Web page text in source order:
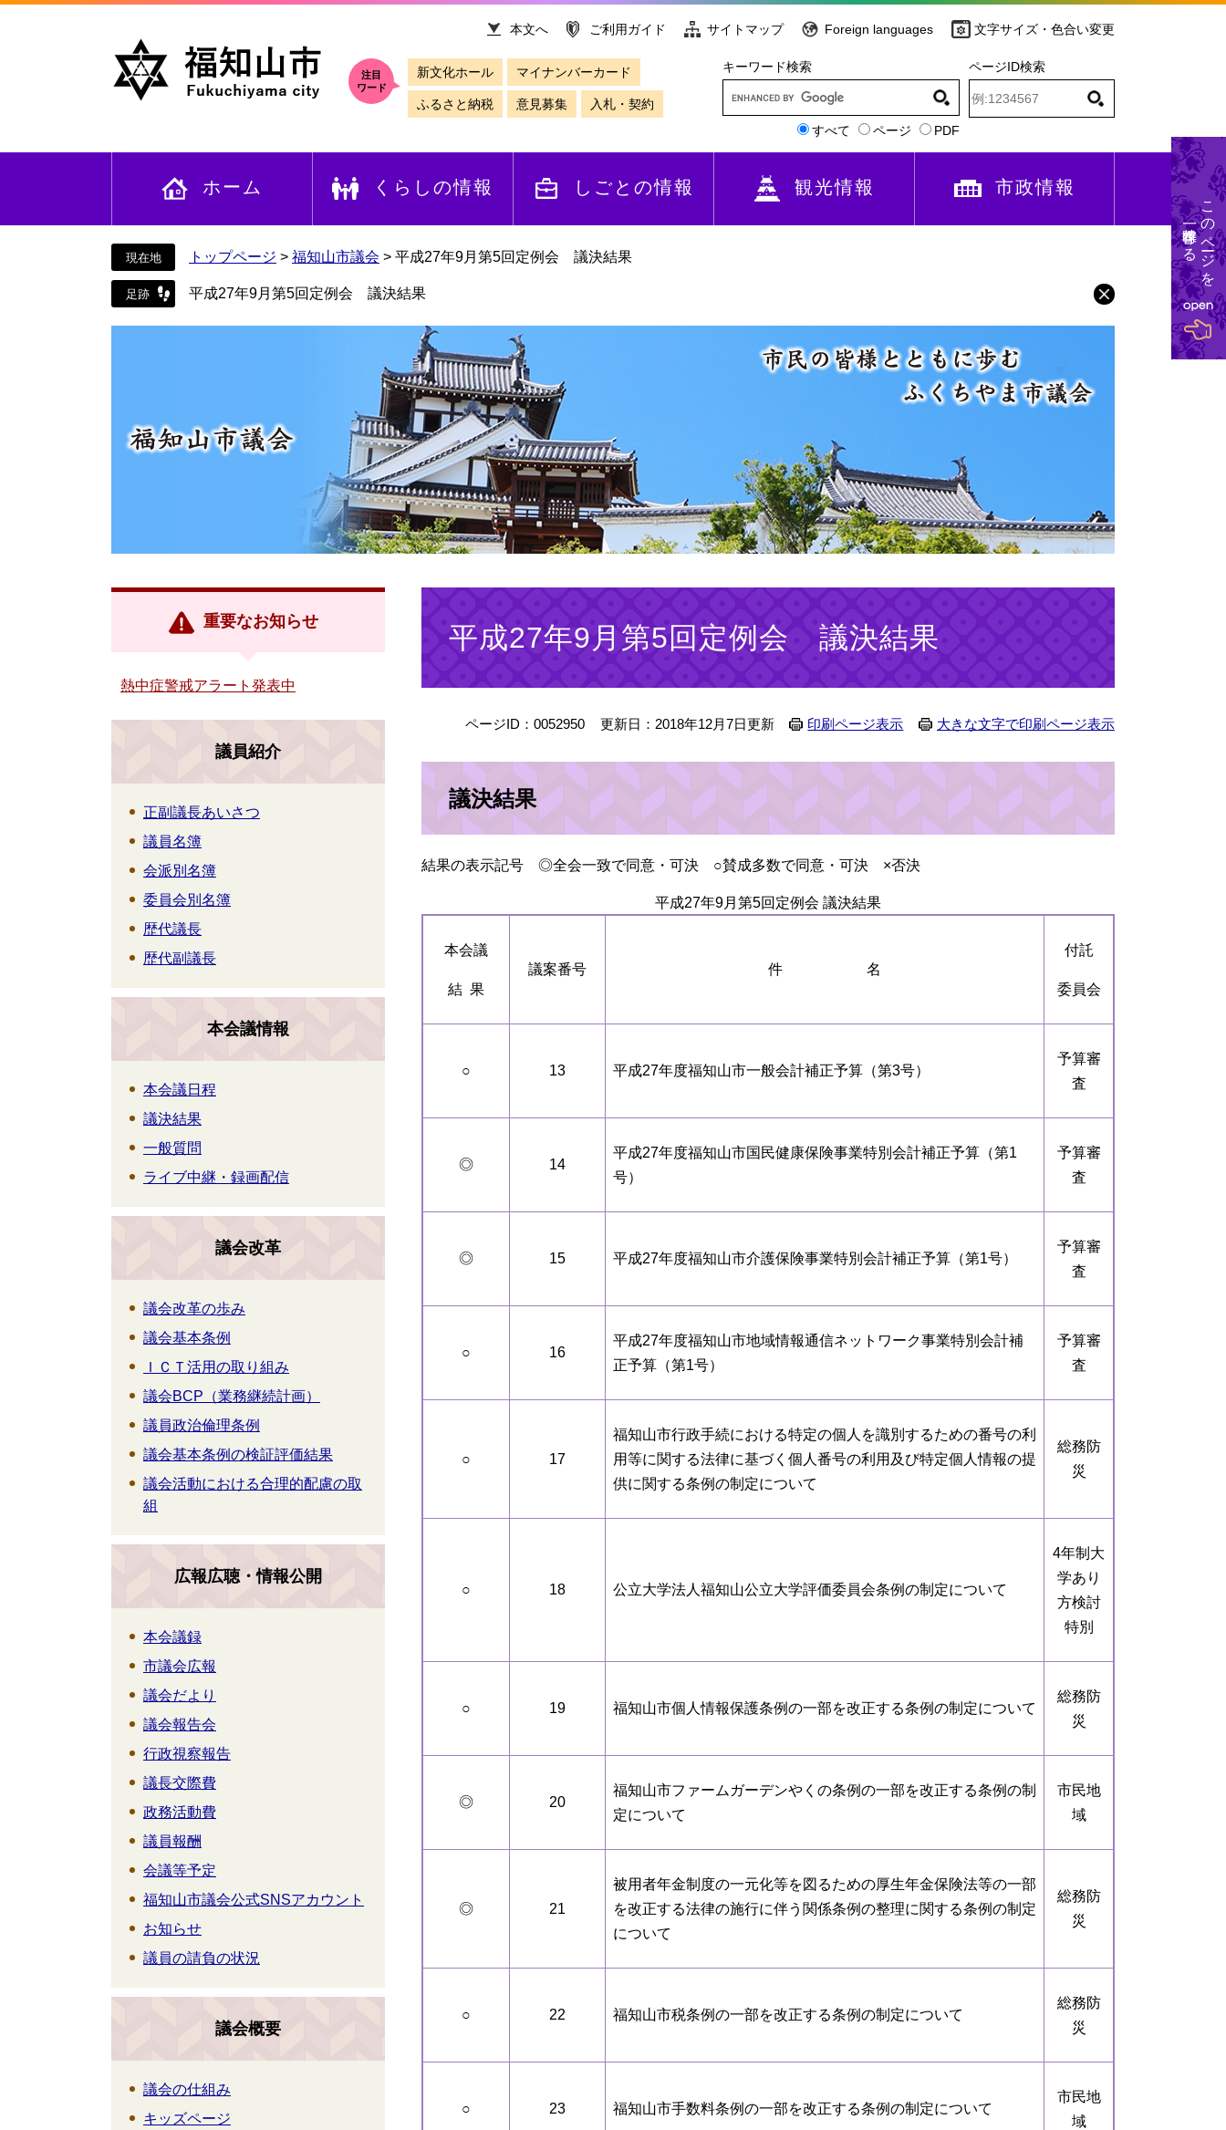
文
本文へ ご利用ガイド サイトマップ Foreign languages 文字サイズ・色合い変更
注目
ワード
新文化ホール マイナンバーカード
ふるさと納税 意見募集 入札・契約
キーワード検索
すべて ページ PDF
ページID検索
ホーム くらしの情報 しごとの情報 観光情報 市政情報
トップページ > 福知山市議会 > 平成27年9月第5回定例会 議決結果
平成27年9月第5回定例会 議決結果
平成27年9月第5回定例会 議決結果
ページID：0052950 更新日：2018年12月7日更新 印刷ページ表示 大きな文字で印刷ページ表示
議決結果
結果の表示記号 ◎全会一致で同意・可決 ○賛成多数で同意・可決 ×否決
平成27年9月第5回定例会 議決結果
本会議
結 果
議案番号 件 名
付託
委員会
○ 13 平成27年度福知山市一般会計補正予算（第3号）
予算審
査
◎ 14
平成27年度福知山市国民健康保険事業特別会計補正予算（第1
号）
予算審
査
◎ 15 平成27年度福知山市介護保険事業特別会計補正予算（第1号）
予算審
査
○ 16
平成27年度福知山市地域情報通信ネットワーク事業特別会計補
正予算（第1号）
予算審
査
○ 17
福知山市行政手続における特定の個人を識別するための番号の利
用等に関する法律に基づく個人番号の利用及び特定個人情報の提
供に関する条例の制定について
総務防
災
○ 18 公立大学法人福知山公立大学評価委員会条例の制定について
4年制大
学あり
方検討
特別
○ 19 福知山市個人情報保護条例の一部を改正する条例の制定について
総務防
災
◎ 20
福知山市ファームガーデンやくの条例の一部を改正する条例の制
定について
市民地
域
◎ 21
被用者年金制度の一元化等を図るための厚生年金保険法等の一部
を改正する法律の施行に伴う関係条例の整理に関する条例の制定
について
総務防
災
○ 22 福知山市税条例の一部を改正する条例の制定について
総務防
災
○ 23 福知山市手数料条例の一部を改正する条例の制定について
市民地
域
重要なお知らせ
熱中症警戒アラート発表中
議員紹介
正副議長あいさつ
議員名簿
会派別名簿
委員会別名簿
歴代議長
歴代副議長
本会議情報
本会議日程
議決結果
一般質問
ライブ中継・録画配信
議会改革
議会改革の歩み
議会基本条例
ＩＣＴ活用の取り組み
議会BCP（業務継続計画）
議員政治倫理条例
議会基本条例の検証評価結果
議会活動における合理的配慮の取
組
広報広聴・情報公開
本会議録
市議会広報
議会だより
議会報告会
行政視察報告
議長交際費
政務活動費
議員報酬
会議等予定
福知山市議会公式SNSアカウント
お知らせ
議員の請負の状況
議会概要
議会の仕組み
キッズページ
このページを
一時保存する